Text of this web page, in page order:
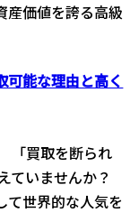
産価値を誇る高級
可能な理由と高く
「買取を断られ
ていませんか？
て世界的な人気を